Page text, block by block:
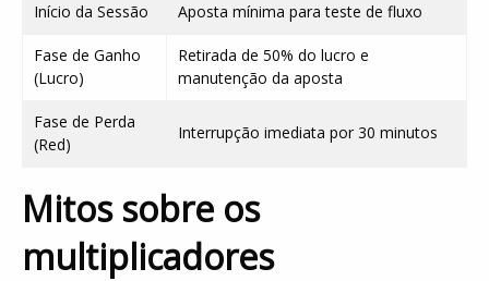
Início da Sessão Aposta mínima para teste de fluxo
Fase de Ganho
(Lucro)
Retirada de 50% do lucro e
manutenção da aposta
Fase de Perda
(Red)
Interrupção imediata por 30 minutos
Mitos sobre os
multiplicadores